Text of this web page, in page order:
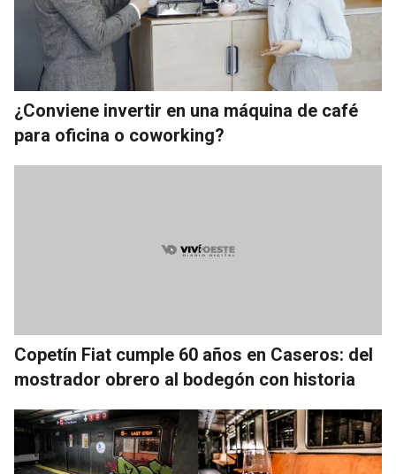
¿Conviene invertir en una máquina de café
para oficina o coworking?
Copetín Fiat cumple 60 años en Caseros: del
mostrador obrero al bodegón con historia